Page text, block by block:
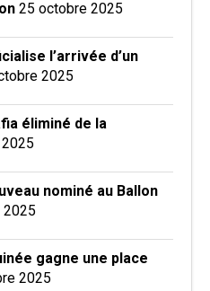
25 octobre 2025
l’arrivée d’un
2025
éliminé de la
nominé au Ballon
gagne une place
2025